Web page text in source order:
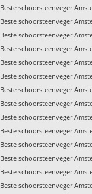
Beste schoorsteenveger
Beste schoorsteenveger
Beste schoorsteenveger
Beste schoorsteenveger
Beste schoorsteenveger
Beste schoorsteenveger
Beste schoorsteenveger
Beste schoorsteenveger
Beste schoorsteenveger
Beste schoorsteenveger
Beste schoorsteenveger
Beste schoorsteenveger
Beste schoorsteenveger
Beste schoorsteenveger